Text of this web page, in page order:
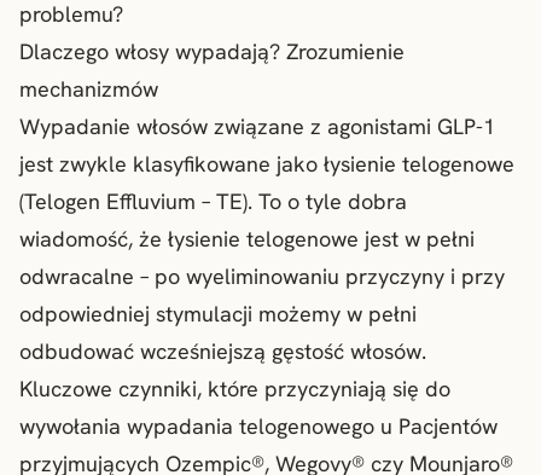
problemu?
Dlaczego włosy wypadają? Zrozumienie
mechanizmów
Wypadanie włosów związane z agonistami GLP-1
jest zwykle klasyfikowane jako łysienie telogenowe
(Telogen Effluvium – TE). To o tyle dobra
wiadomość, że łysienie telogenowe jest w pełni
odwracalne – po wyeliminowaniu przyczyny i przy
odpowiedniej stymulacji możemy w pełni
odbudować wcześniejszą gęstość włosów.
Kluczowe czynniki, które przyczyniają się do
wywołania wypadania telogenowego u Pacjentów
przyjmujących Ozempic®, Wegovy® czy Mounjaro®